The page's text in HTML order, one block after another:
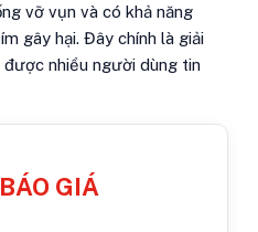
vỡ vụn và có khả năng
gây hại. Đây chính là giải
nhiều người dùng tin
GIÁ